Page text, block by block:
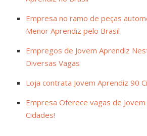
Empresa no ramo de peças
Menor Aprendiz pelo Brasil
Empregos de Jovem Aprendiz
Diversas Vagas
Loja contrata Jovem Aprendiz 90
Empresa Oferece vagas de
Cidades!